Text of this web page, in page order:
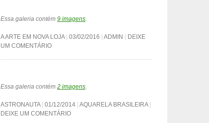
Essa galeria contém 9 imagens
A ARTE EM NOVA LOJA 03/02/2016 ADMIN
DEIXE
UM COMENTÁRIO
Essa galeria contém 2 imagens
ASTRONAUTA 01/12/2014 AQUARELA BRASILEIRA
DEIXE UM COMENTÁRIO